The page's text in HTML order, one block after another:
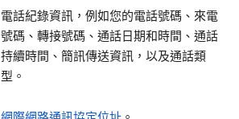
電話紀錄資訊，例如您的電話號碼、來電
號碼、轉接號碼、通話日期和時間、通話
持續時間、簡訊傳送資訊，以及通話類
型。